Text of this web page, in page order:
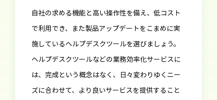
自社の求める機能と高い操作性を備え、低コスト
で利用でき、また製品アップデートをこまめに実
施しているヘルプデスクツールを選びましょう。
ヘルプデスクツールなどの業務効率化サービスに
は、完成という概念はなく、日々変わりゆくニー
ズに合わせて、より良いサービスを提供すること